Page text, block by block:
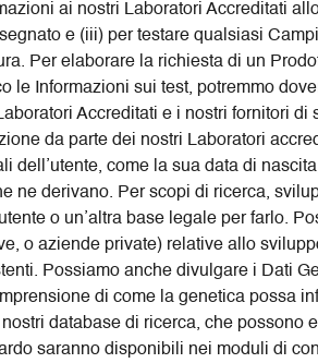
ai nostri Laboratori Accreditati
e (iii) per testare qualsiasi
Per elaborare la richiesta di un
le Informazioni sui test, potremmo
Accreditati e i nostri fornitori di
da parte dei nostri Laboratori
come la sua data di
ne derivano. Per scopi di ricerca,
o un’altra base legale per farlo.
o aziende private) relative allo
Possiamo anche divulgare i Dati
di come la genetica possa
database di ricerca, che possono
saranno disponibili nei moduli di